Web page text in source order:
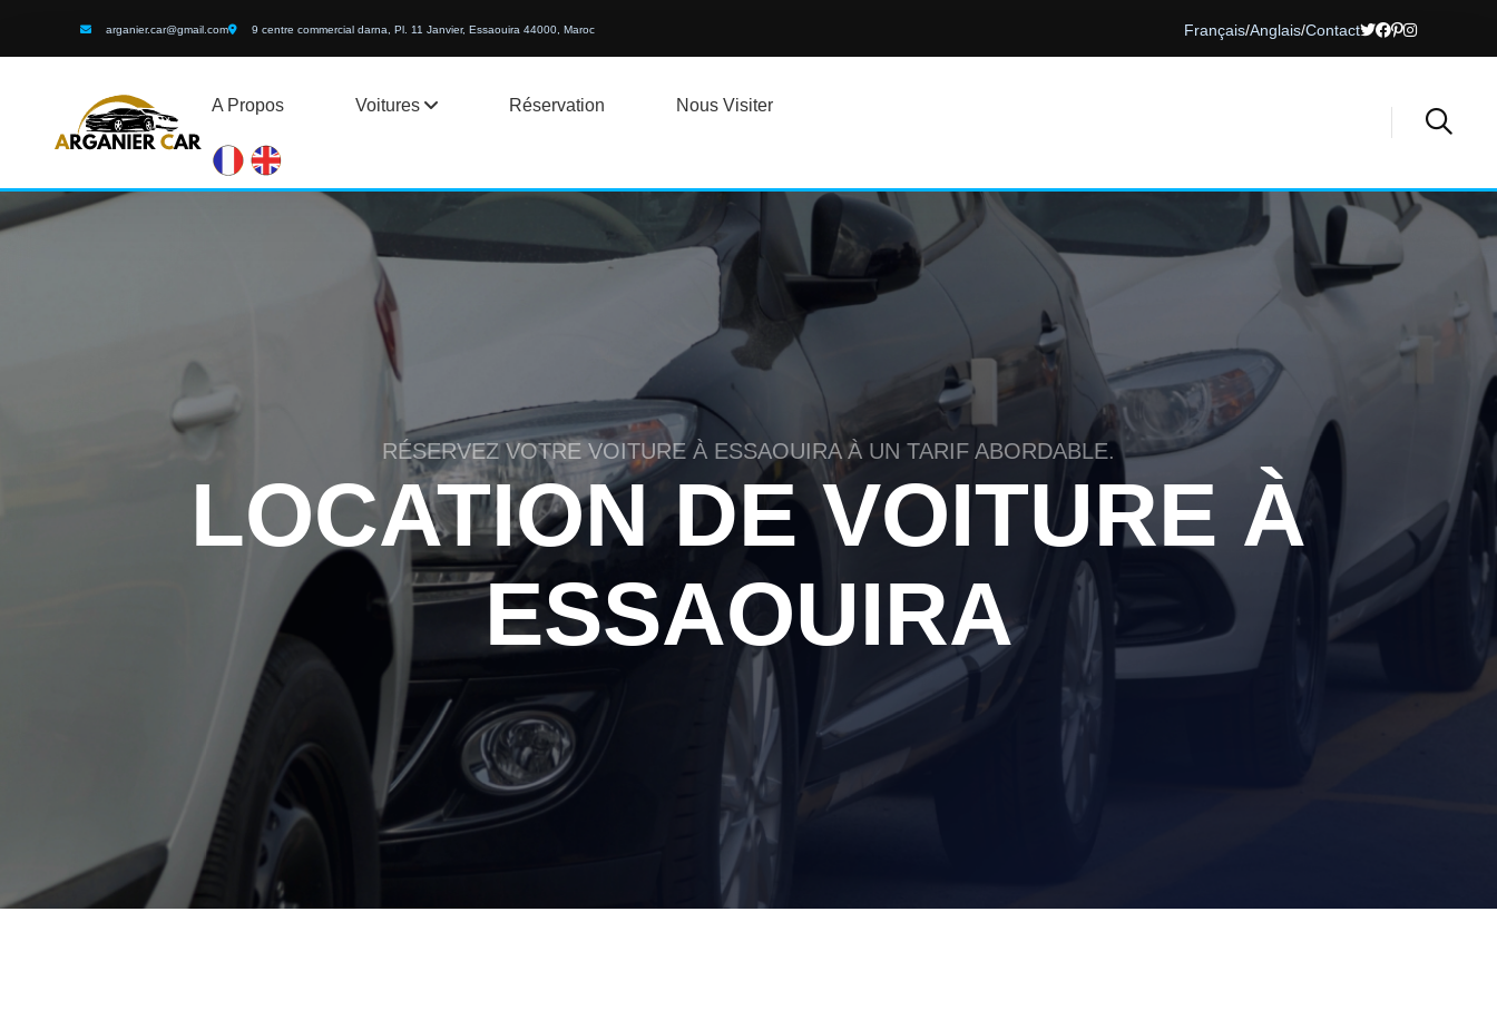
arganier.car@gmail.com 9 centre commercial darna, Pl. 11 Janvier, Essaouira 44000, Maroc Français/Anglais/Contact
A Propos Voitures Réservation Nous Visiter